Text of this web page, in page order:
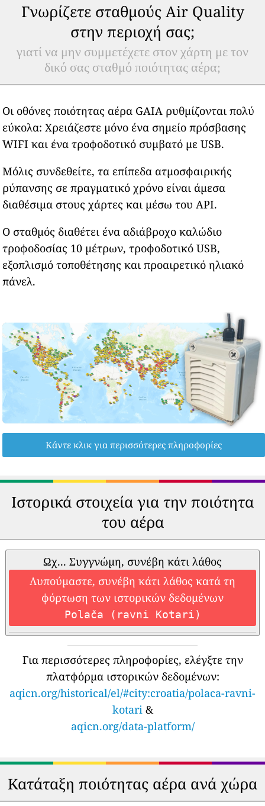
Γνωρίζετε σταθμούς Air Quality
στην περιοχή σας;
γιατί να μην συμμετέχετε στον χάρτη με τον
δικό σας σταθμό ποιότητας αέρα;
Οι οθόνες ποιότητας αέρα GAIA ρυθμίζονται πολύ
εύκολα: Χρειάζεστε μόνο ένα σημείο πρόσβασης
WIFI και ένα τροφοδοτικό συμβατό με USB.
Μόλις συνδεθείτε, τα επίπεδα ατμοσφαιρικής
ρύπανσης σε πραγματικό χρόνο είναι άμεσα
διαθέσιμα στους χάρτες και μέσω του API.
Ο σταθμός διαθέτει ένα αδιάβροχο καλώδιο
τροφοδοσίας 10 μέτρων, τροφοδοτικό USB,
εξοπλισμό τοποθέτησης και προαιρετικό ηλιακό
πάνελ.
Κάντε κλικ για περισσότερες πληροφορίες
Ιστορικά στοιχεία για την ποιότητα
του αέρα
Ωχ... Συγγνώμη, συνέβη κάτι λάθος
Λυπούμαστε, συνέβη κάτι λάθος κατά τη
φόρτωση των ιστορικών δεδομένων
Polača (ravni Kotari)
Για περισσότερες πληροφορίες, ελέγξτε την
πλατφόρμα ιστορικών δεδομένων:
aqicn.org/historical/el/#city:croatia/polaca-ravni-
kotari&
aqicn.org/data-platform/
Κατάταξη ποιότητας αέρα ανά χώρα